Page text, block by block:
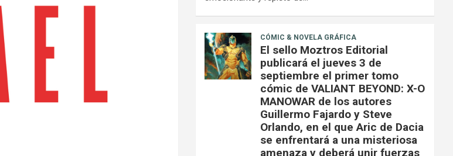
CÓMIC & NOVELA GRÁFICA
El sello Moztros Editorial
publicará el jueves 3 de
septiembre el primer tomo
cómic de VALIANT BEYOND: X-O
MANOWAR de los autores
Guillermo Fajardo y Steve
Orlando, en el que Aric de Dacia
se enfrentará a una misteriosa
amenaza y deberá unir fuerzas